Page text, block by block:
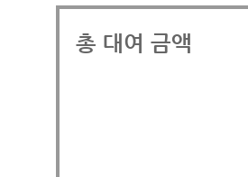
총 대여 금액